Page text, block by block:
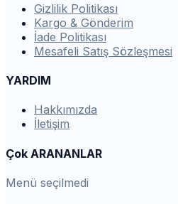
Gizlilik Politikası
Kargo & Gönderim
İade Politikası
Mesafeli Satış Sözleşmesi
YARDIM
Hakkımızda
İletişim
Çok ARANANLAR
Menü seçilmedi